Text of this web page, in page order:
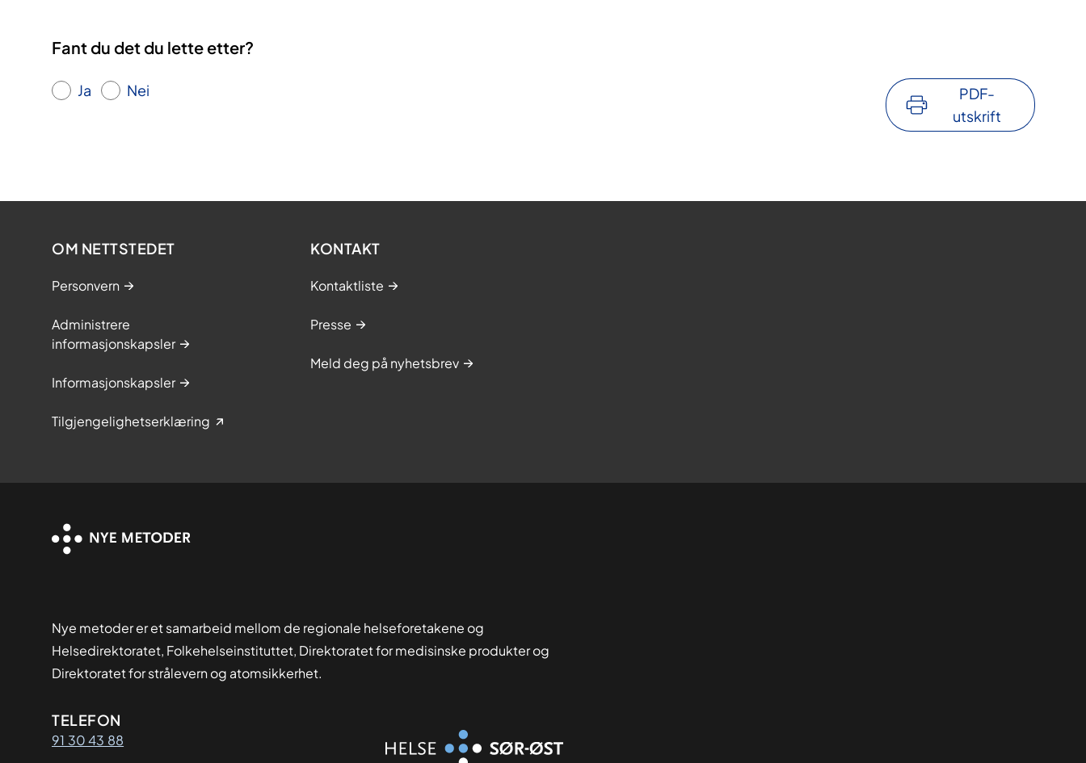
Fant du det du lette etter?
Ja Nei
PDF-
utskrift
OM NETTSTEDET
Personvern
Administrere
informasjonskapsler
Informasjonskapsler
Tilgjengelighetserklæring
KONTAKT
Kontaktliste
Presse
Meld deg på nyhetsbrev
Nye metoder er et samarbeid mellom de regionale helseforetakene og
Helsedirektoratet, Folkehelseinstituttet, Direktoratet for medisinske produkter og
Direktoratet for strålevern og atomsikkerhet.
Kontaktinformasjon
TELEFON
91 30 43 88 Organisasjon